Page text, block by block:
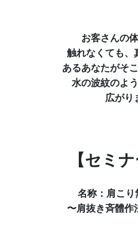
お客さんの
触れなくても、
あるあなたがそ
水の波紋のよ
広がり
【セミ
名称：肩こり
〜肩抜き斉體作